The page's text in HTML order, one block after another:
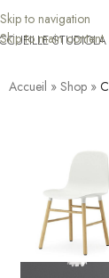
Skip to navigation
Skip to main content
LE STUDIO
Accueil » Shop »